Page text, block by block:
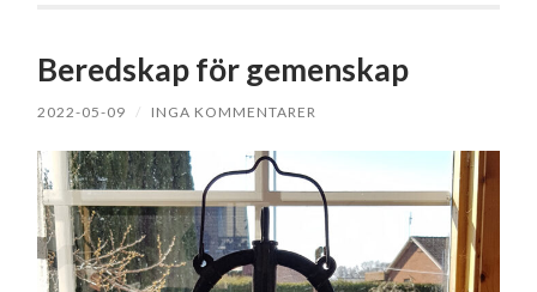
Beredskap för gemenskap
2022-05-09 / INGA KOMMENTARER